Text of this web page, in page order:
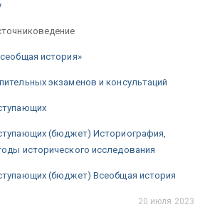
история»
экзаменов и консультаций
(бюджет) Историография,
исторического исследования
(бюджет) Всеобщая история
20 июля 2023